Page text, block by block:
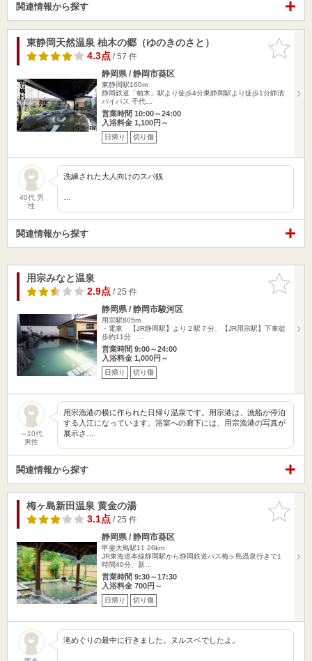
関連情報から探す
お気に入
りに追加
東静岡天然温泉 柚木の郷（ゆのきのさと）
4.3点/ 57 件
静岡県 / 静岡市葵区
東静岡駅160m
静岡鉄道「柚木」駅より徒歩4分東静岡駅より徒歩1分静清
バイパス 千代…
営業時間 10:00～24:00
入浴料金 1,100円～
日帰り 切り傷
40代 男
性
洗練された大人向けのスパ銭
関連情報から探す
お気に入
りに追加
用宗みなと温泉
2.9点/ 25 件
静岡県 / 静岡市駿河区
用宗駅805m
・電車 【JR静岡駅】より２駅７分、【JR用宗駅】下車徒
歩約11分 …
営業時間 9:00～24:00
入浴料金 1,000円～
日帰り 切り傷
～10代
男性
用宗漁港の横に作られた日帰り温泉です。用宗港は、漁船が停泊
する入江になっています。浴室への廊下には、用宗漁港の写真が
展示さ…
関連情報から探す
お気に入
りに追加
梅ヶ島新田温泉 黄金の湯
3.1点/ 25 件
静岡県 / 静岡市葵区
甲斐大島駅11.26km
JR東海道本線静岡駅から静岡鉄道バス梅ヶ島温泉行きで1
時間40分、新…
営業時間 9:30～17:30
入浴料金 700円～
日帰り 切り傷
滝めぐりの最中に行きました。ヌルスベでしたよ。